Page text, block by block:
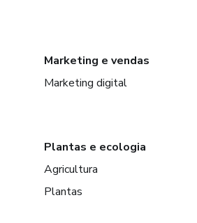
Marketing e vendas
Marketing digital
Plantas e ecologia
Agricultura
Plantas